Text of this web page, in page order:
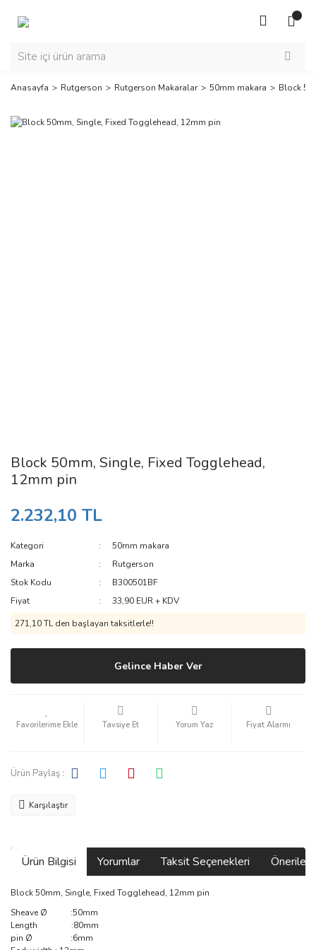
Anasayfa Rutgerson Rutgerson Makaralar 50mm makara Block
Block 50mm, Single, Fixed Togglehead,
12mm pin
2.232,10 TL
Kategori
50mm makara
Marka
Rutgerson
Stok Kodu
B300501BF
Fiyat
33,90 EUR + KDV
271,10 TL den başlayan taksitlerle!!
Gelince Haber Ver
Tavsiye Et Yorum Yaz Fiyat Alarmı
Ürün Paylaş :
Karşılaştır
Ürün Bilgisi Yorumlar Taksit Seçenekleri
Block 50mm, Single, Fixed Togglehead, 12mm pin
Sheave Ø :50mm
Length :80mm
pin Ø :6mm